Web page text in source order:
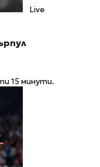
Live
15 минути.